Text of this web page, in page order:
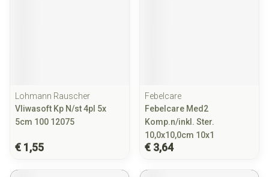
Lohmann Rauscher
Vliwasoft Kp N/st 4pl 5x
5cm 100 12075
€ 1,55
Febelcare
Febelcare Med2
Komp.n/inkl. Ster.
10,0x10,0cm 10x1
€ 3,64